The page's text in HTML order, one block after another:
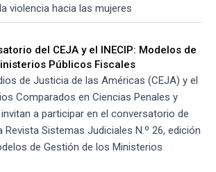
violencia hacia las mujeres
del CEJA y el INECIP: Modelos de
Públicos Fiscales
de Justicia de las Américas (CEJA) y el
Comparados en Ciencias Penales y
a participar en el conversatorio de
Revista Sistemas Judiciales N.º 26, edición
de Gestión de los Ministerios